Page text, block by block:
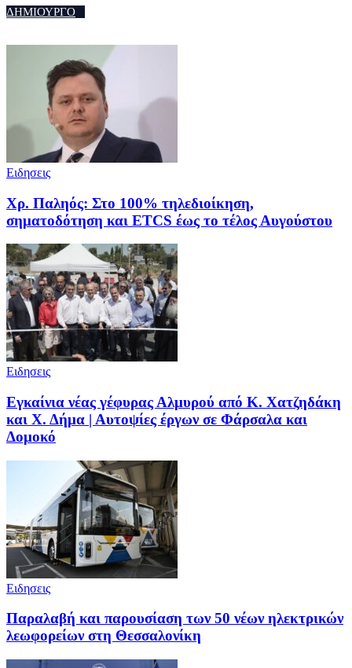
ΔΗΜΙΟΥΡΓΟ
Ειδησεις
Χρ. Παληός: Στο 100% τηλεδιοίκηση,
σηματοδότηση και ETCS έως το τέλος Αυγούστου
Ειδησεις
Εγκαίνια νέας γέφυρας Αλμυρού από Κ. Χατζηδάκη
και Χ. Δήμα | Αυτοψίες έργων σε Φάρσαλα και
Δομοκό
Ειδησεις
Παραλαβή και παρουσίαση των 50 νέων ηλεκτρικών
λεωφορείων στη Θεσσαλονίκη